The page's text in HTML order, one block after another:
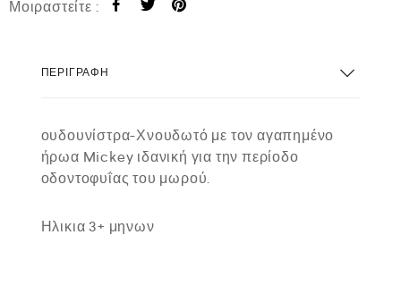
Μοιραστείτε :
ΠΕΡΙΓΡΑΦΉ
ουδουνίστρα-Χνουδωτό με τον αγαπημένο
ήρωα Mickey ιδανική για την περίοδο
οδοντοφυΐας του μωρού.
Ηλικια 3+ μηνων